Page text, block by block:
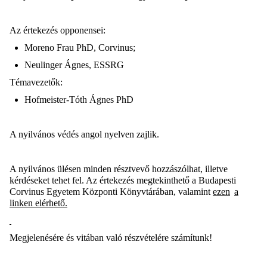
Az értekezés opponensei:
Moreno Frau PhD, Corvinus;
Neulinger Ágnes, ESSRG
Témavezetők:
Hofmeister-Tóth Ágnes PhD
A nyilvános védés angol nyelven zajlik.
A nyilvános ülésen minden résztvevő hozzászólhat, illetve
kérdéseket tehet fel. Az értekezés megtekinthető a Budapesti
Corvinus Egyetem Központi Könyvtárában, valamint ezen a
linken elérhető.
Megjelenésére és vitában való részvételére számítunk!